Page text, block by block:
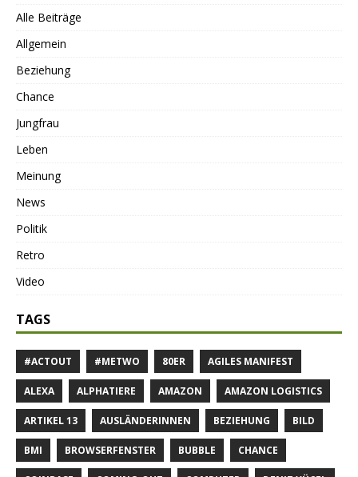
Alle Beiträge
Allgemein
Beziehung
Chance
Jungfrau
Leben
Meinung
News
Politik
Retro
Video
TAGS
#ACTOUT #METWO 80ER AGILES MANIFEST
ALEXA ALPHATIERE AMAZON AMAZON LOGISTICS
ARTIKEL 13 AUSLÄNDERINNEN BEZIEHUNG BILD
BMI BROWSERFENSTER BUBBLE CHANCE